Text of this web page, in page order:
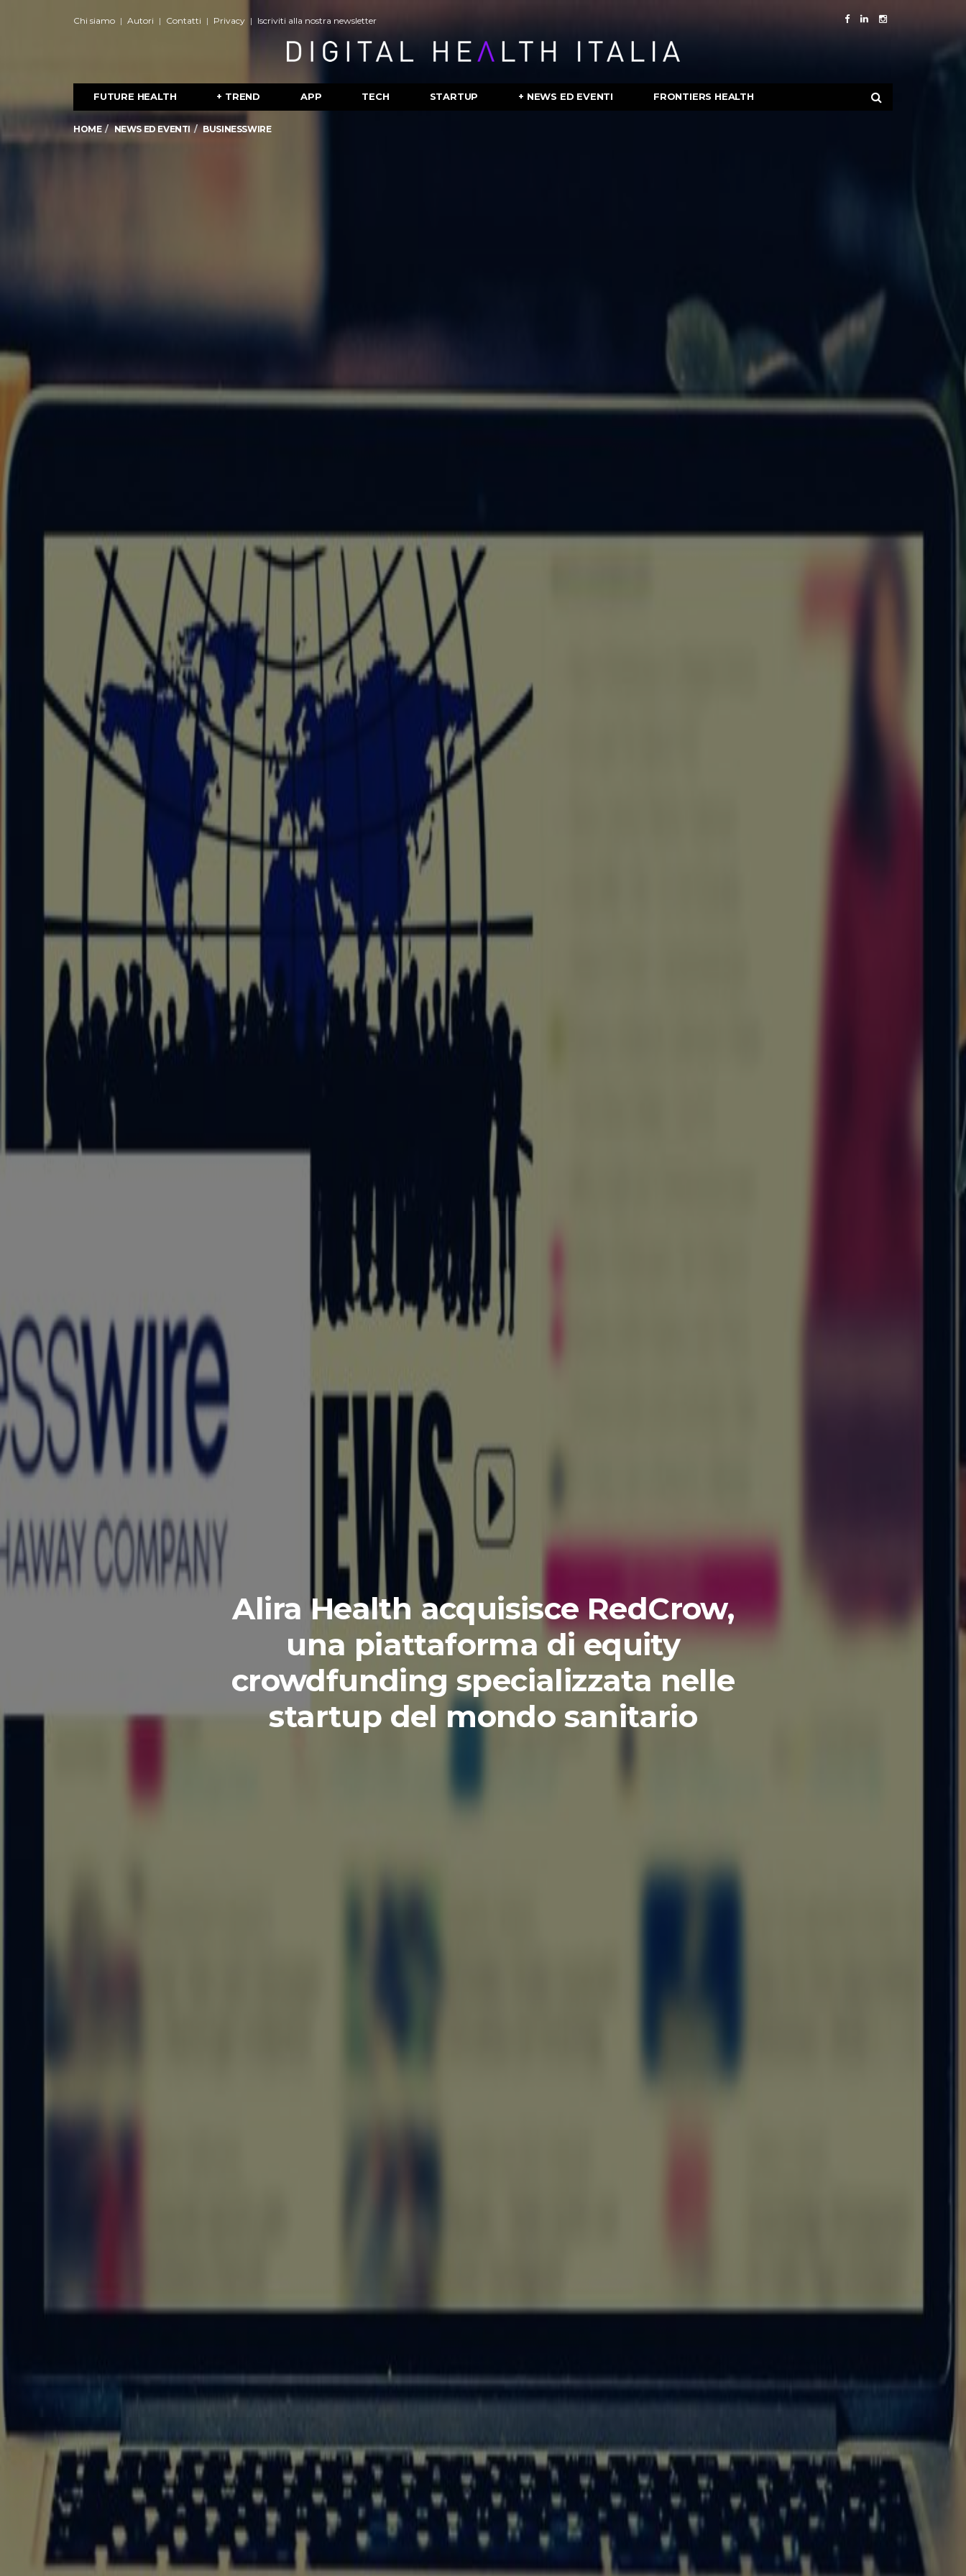
Chi siamo Autori Contatti Privacy Iscriviti alla nostra newsletter
FUTURE HEALTH + TREND APP TECH STARTUP + NEWS ED EVENTI FRONTIERS HEALTH
HOME NEWS ED EVENTI BUSINESSWIRE
Alira Health acquisisce RedCrow,
una piattaforma di equity
crowdfunding specializzata nelle
startup del mondo sanitario